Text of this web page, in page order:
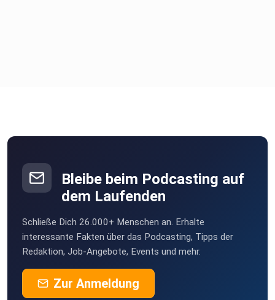
Bleibe beim Podcasting auf
dem Laufenden
Schließe Dich 26.000+ Menschen an. Erhalte
interessante Fakten über das Podcasting, Tipps der
Redaktion, Job-Angebote, Events und mehr.
Zur Anmeldung